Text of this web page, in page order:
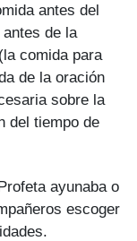
antes del
de la
comida para
de la oración
sobre la
del tiempo de
ayunaba o
escoger